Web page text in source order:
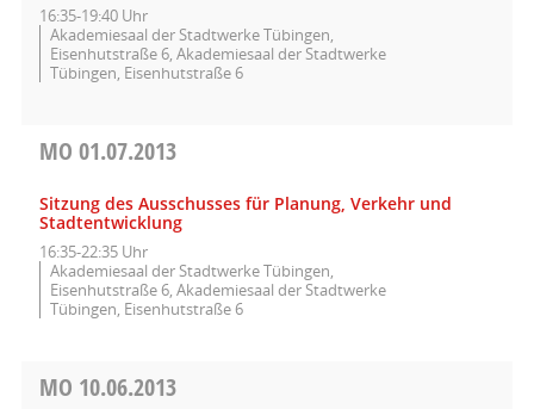
16:35-19:40 Uhr
Akademiesaal der Stadtwerke Tübingen,
Eisenhutstraße 6, Akademiesaal der Stadtwerke
Tübingen, Eisenhutstraße 6
MO 01.07.2013
Sitzung des Ausschusses für Planung, Verkehr und
Stadtentwicklung
16:35-22:35 Uhr
Akademiesaal der Stadtwerke Tübingen,
Eisenhutstraße 6, Akademiesaal der Stadtwerke
Tübingen, Eisenhutstraße 6
MO 10.06.2013